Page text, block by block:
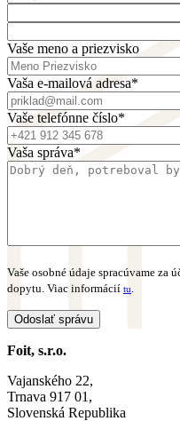
Vaše meno a priezvisko
Vaša e-mailová adresa*
Vaše telefónne číslo*
Vaša správa*
Vaše osobné údaje spracúvame za
dopytu. Viac informácií tu
Foit, s.r.o.
Vajanského 22,
Trnava 917 01,
Slovenská Republika